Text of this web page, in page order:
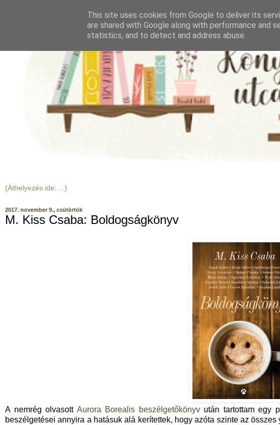
2017. november 9., csütörtök
M. Kiss Csaba: Boldogságkönyv
A nemrég olvasott Aurora Borealis beszélgetőkönyvután tartottam egy
beszélgetései annyira a hatásuk alá kerítettek, hogy azóta szinte az
This site uses cookies from Google to deliver its
are shared with Google along with performance and
statistics, and to detect and address abuse.